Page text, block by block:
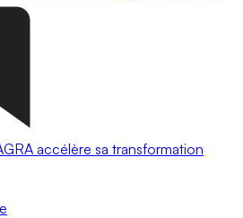
accélère sa transformation